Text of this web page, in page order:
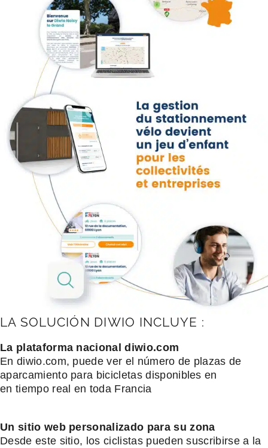
LA SOLUCIÓN DIWIO INCLUYE :
La plataforma nacional diwio.com
En diwio.com, puede ver el número de plazas de
aparcamiento para bicicletas disponibles en
en tiempo real en toda Francia
Un sitio web personalizado para su zona
Desde este sitio, los ciclistas pueden suscribirse a la